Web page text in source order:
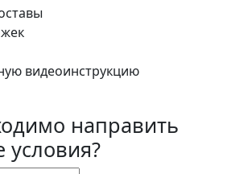
видеоинструкцию
направить